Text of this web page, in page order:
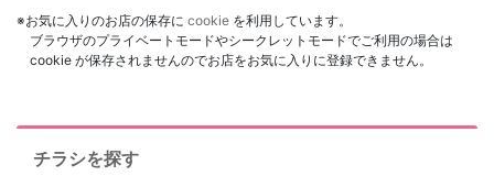
※お気に入りのお店の保存に cookie を利用しています。
ブラウザのプライベートモードやシークレットモードでご利用の場合は
cookie が保存されませんのでお店をお気に入りに登録できません。
チラシを探す